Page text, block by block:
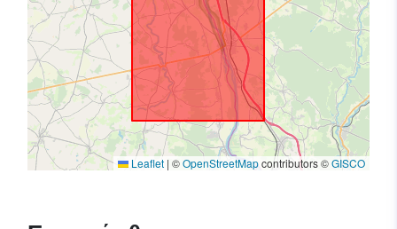
Leaflet | ©OpenStreetMapcontributors ©GISCO